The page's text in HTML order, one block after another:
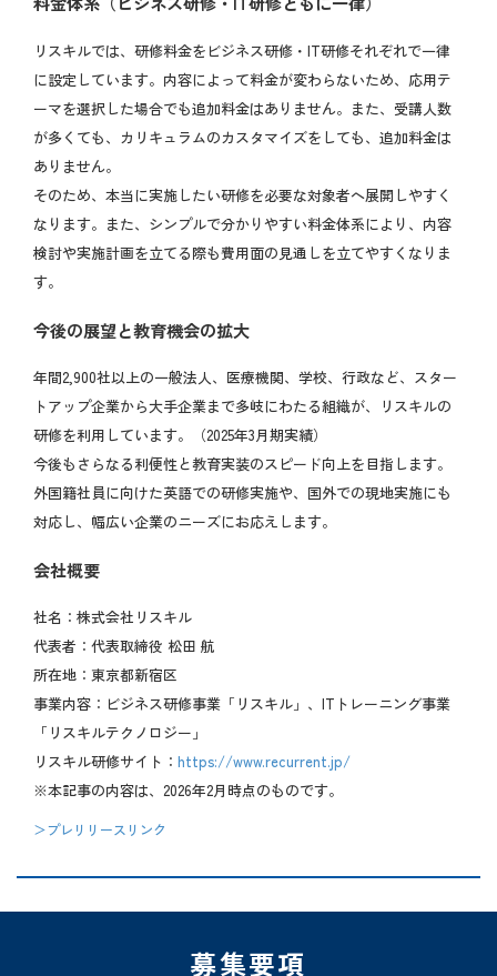
リスキルでは、研修料金をビジネス研修・IT研修それぞれで一律
に設定しています。内容によって料金が変わらないため、応用テ
ーマを選択した場合でも追加料金はありません。また、受講人数
が多くても、カリキュラムのカスタマイズをしても、追加料金は
ありません。
そのため、本当に実施したい研修を必要な対象者へ展開しやすく
なります。また、シンプルで分かりやすい料金体系により、内容
検討や実施計画を立てる際も費用面の見通しを立てやすくなりま
す。
今後の展望と教育機会の拡大
年間2,900社以上の一般法人、医療機関、学校、行政など、スター
トアップ企業から大手企業まで多岐にわたる組織が、リスキルの
研修を利用しています。（2025年3月期実績）
今後もさらなる利便性と教育実装のスピード向上を目指します。
外国籍社員に向けた英語での研修実施や、国外での現地実施にも
対応し、幅広い企業のニーズにお応えします。
会社概要
社名：株式会社リスキル
代表者：代表取締役 松田 航
所在地：東京都新宿区
事業内容：ビジネス研修事業「リスキル」、ITトレーニング事業
「リスキルテクノロジー」
リスキル研修サイト： https://www.recurrent.jp/
※本記事の内容は、2026年2月時点のものです。
＞プレリリースリンク
募集要項